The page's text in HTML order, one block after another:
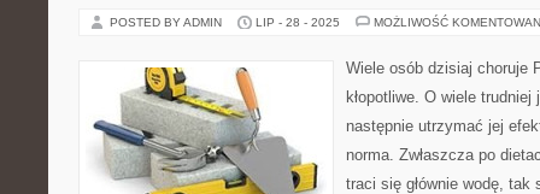
POSTED BY ADMIN LIP - 28 - 2025 MOŻLIWOŚĆ
Wiele osób dzisiaj choruje
kłopotliwe. O wiele
następnie utrzymać jej
norma. Zwłaszcza po
traci się głównie wodę, tak